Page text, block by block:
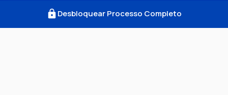
Desbloquear Processo Completo